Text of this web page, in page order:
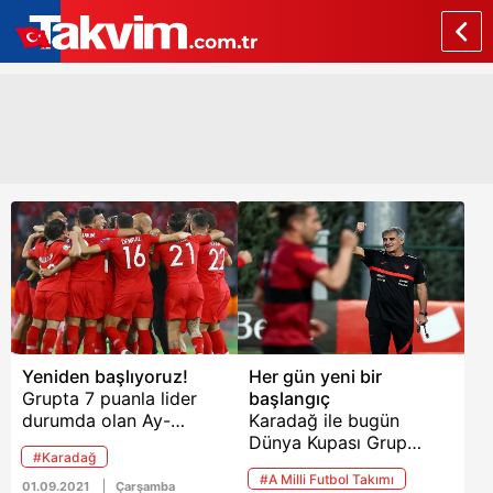
Yeniden başlıyoruz!
Grupta 7 puanla lider
durumda olan Ay-
Yıldızlılar’ın kritik
mücadelesi Vodafone
Park’ta saat 21.45’te
#Karadağ
01.09.2021 Çarşamba
Her gün yeni bir
başlangıç
Karadağ ile bugün
Dünya Kupası Grup
Eleme maçına çıkacak
olan A Milli Takım teknik
#A Milli Futbol Takımı